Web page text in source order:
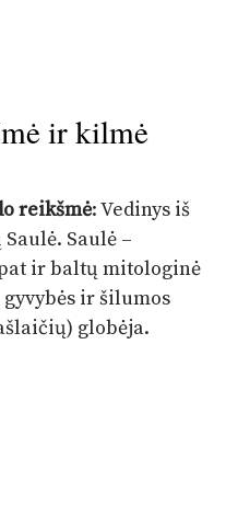
ir kilmė
reikšmė: Vedinys iš
Saulė –
ir baltų mitologinė
ir šilumos
globėja.